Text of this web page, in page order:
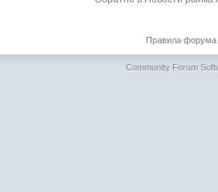
Правила форума
Community Forum